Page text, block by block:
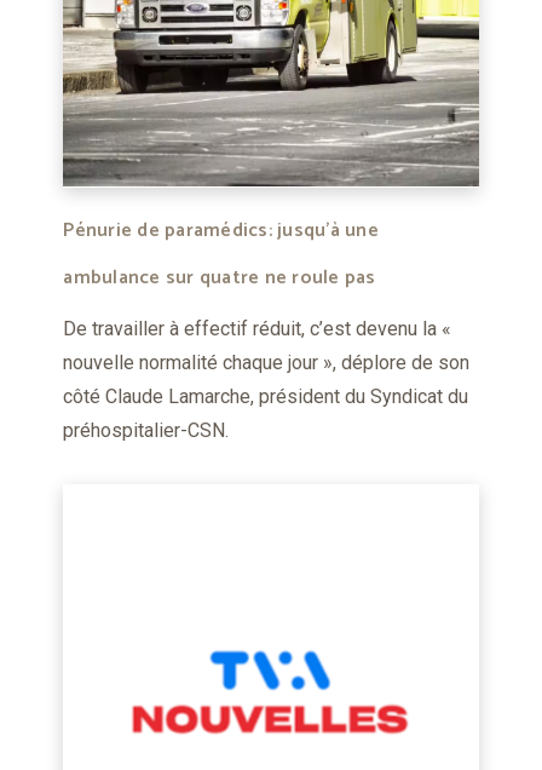
Pénurie de paramédics: jusqu’à une
ambulance sur quatre ne roule pas
De travailler à effectif réduit, c’est devenu la «
nouvelle normalité chaque jour », déplore de son
côté Claude Lamarche, président du Syndicat du
préhospitalier-CSN.